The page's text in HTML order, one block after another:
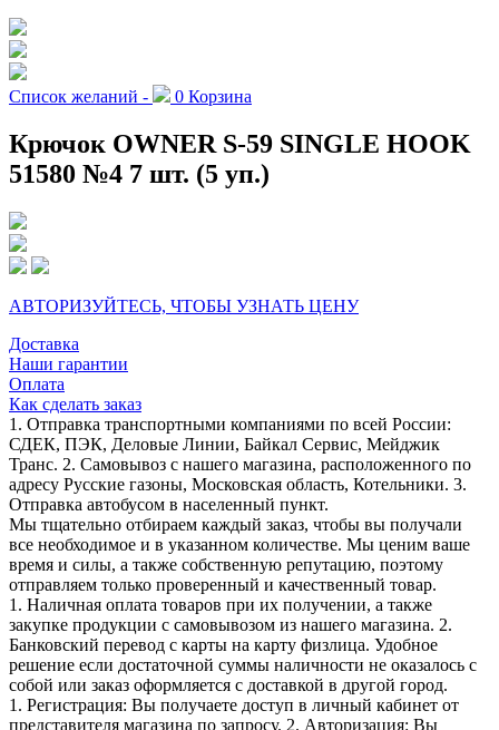
Список желаний - 0 Корзина
Крючок OWNER S-59 SINGLE HOOK
51580 №4 7 шт. (5 уп.)
АВТОРИЗУЙТЕСЬ, ЧТОБЫ УЗНАТЬ ЦЕНУ
Доставка
Наши гарантии
Оплата
Как сделать заказ
1. Отправка транспортными компаниями по всей России:
СДЕК, ПЭК, Деловые Линии, Байкал Сервис, Мейджик
Транс. 2. Самовывоз с нашего магазина, расположенного по
адресу Русские газоны, Московская область, Котельники. 3.
Отправка автобусом в населенный пункт.
Мы тщательно отбираем каждый заказ, чтобы вы получали
все необходимое и в указанном количестве. Мы ценим ваше
время и силы, а также собственную репутацию, поэтому
отправляем только проверенный и качественный товар.
1. Наличная оплата товаров при их получении, а также
закупке продукции с самовывозом из нашего магазина. 2.
Банковский перевод с карты на карту физлица. Удобное
решение если достаточной суммы наличности не оказалось с
собой или заказ оформляется с доставкой в другой город.
1. Регистрация: Вы получаете доступ в личный кабинет от
представителя магазина по запросу. 2. Авторизация: Вы